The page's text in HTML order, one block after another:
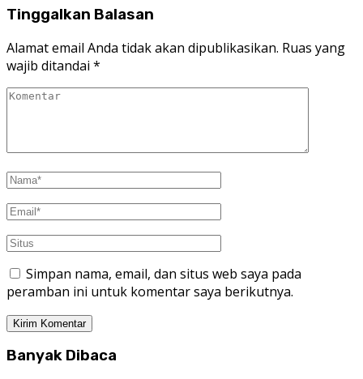
Tinggalkan Balasan
Alamat email Anda tidak akan dipublikasikan. Ruas yang
wajib ditandai *
Simpan nama, email, dan situs web saya pada
peramban ini untuk komentar saya berikutnya.
Banyak Dibaca